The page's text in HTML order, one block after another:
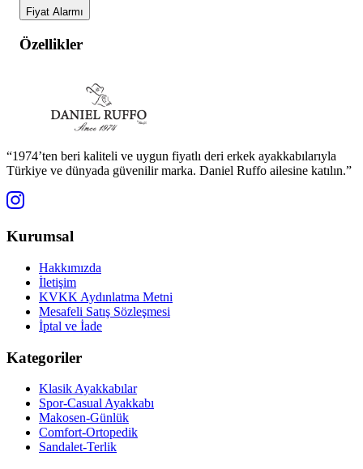
Fiyat Alarmı
Özellikler
“1974’ten beri kaliteli ve uygun fiyatlı deri erkek ayakkabılarıyla
Türkiye ve dünyada güvenilir marka. Daniel Ruffo ailesine katılın.”
Kurumsal
Hakkımızda
İletişim
KVKK Aydınlatma Metni
Mesafeli Satış Sözleşmesi
İptal ve İade
Kategoriler
Klasik Ayakkabılar
Spor-Casual Ayakkabı
Makosen-Günlük
Comfort-Ortopedik
Sandalet-Terlik